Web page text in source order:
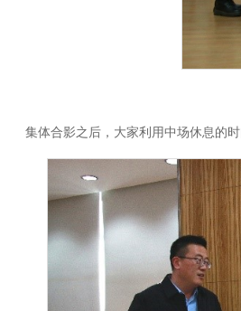
集体合影之后，大家利用中场休息的